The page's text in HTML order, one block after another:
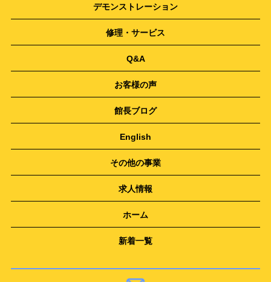
デモンストレーション
修理・サービス
Q&A
お客様の声
館長ブログ
English
その他の事業
求人情報
ホーム
新着一覧